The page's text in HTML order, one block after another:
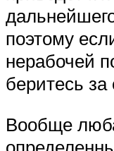
поэтому
нерабочей
беритесь
Вообще